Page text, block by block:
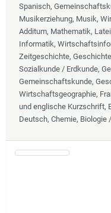
Spanisch,
Musikerziehung, Musik,
Additum, Mathematik,
Informatik,
Zeitgeschichte,
Sozialkunde / Erdkunde,
Gemeinschaftskunde,
Wirtschaftsgeographie,
und englische Kurzschrift,
Deutsch, Chemie, Biologie